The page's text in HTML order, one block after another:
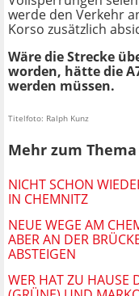
werde den Verkehr
Korso zusätzlich
Wäre die Strecke
worden, hätte die
werden müssen.
Titelfoto: Ralph Kunz
Mehr zum Thema
NICHT SCHON
IN CHEMNITZ
NEUE WEGE AM
BER AN DER BRÜCKE
BSTEIGEN
WER HAT ZU HAUSE